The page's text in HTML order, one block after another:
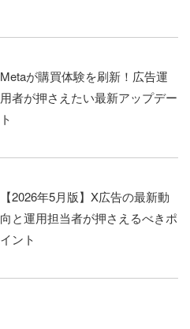
Metaが購買体験を刷新！広告運
用者が押さえたい最新アップデー
ト
【2026年5月版】X広告の最新動
向と運用担当者が押さえるべきポ
イント